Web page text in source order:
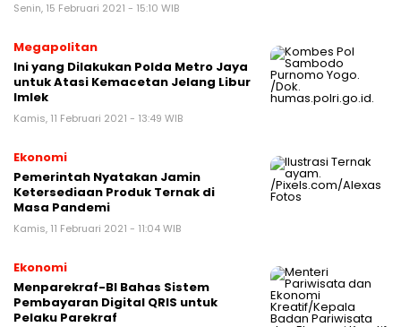
Senin, 15 Februari 2021 - 15:10 WIB
Megapolitan
Ini yang Dilakukan Polda Metro Jaya
untuk Atasi Kemacetan Jelang Libur
Imlek
Kamis, 11 Februari 2021 - 13:49 WIB
Ekonomi
Pemerintah Nyatakan Jamin
Ketersediaan Produk Ternak di
Masa Pandemi
Kamis, 11 Februari 2021 - 11:04 WIB
Ekonomi
Menparekraf-BI Bahas Sistem
Pembayaran Digital QRIS untuk
Pelaku Parekraf